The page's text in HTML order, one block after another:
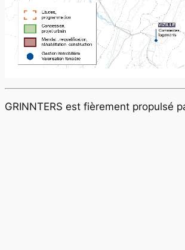
GRINNTERS est fièrement propulsé